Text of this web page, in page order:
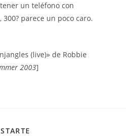
un teléfono con
parece un poco caro.
(live)» de Robbie
2003]